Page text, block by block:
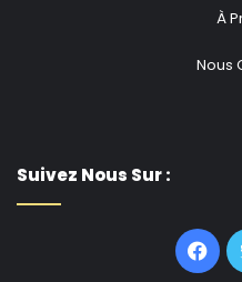
À
Nous
Suivez Nous Sur :